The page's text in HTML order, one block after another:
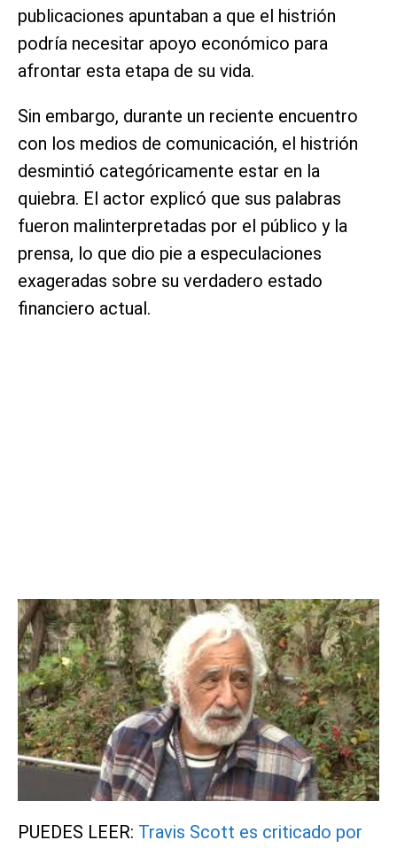
publicaciones apuntaban a que el histrión
podría necesitar apoyo económico para
afrontar esta etapa de su vida.
Sin embargo, durante un reciente encuentro
con los medios de comunicación, el histrión
desmintió categóricamente estar en la
quiebra. El actor explicó que sus palabras
fueron malinterpretadas por el público y la
prensa, lo que dio pie a especulaciones
exageradas sobre su verdadero estado
financiero actual.
PUEDES LEER: Travis Scott es criticado por